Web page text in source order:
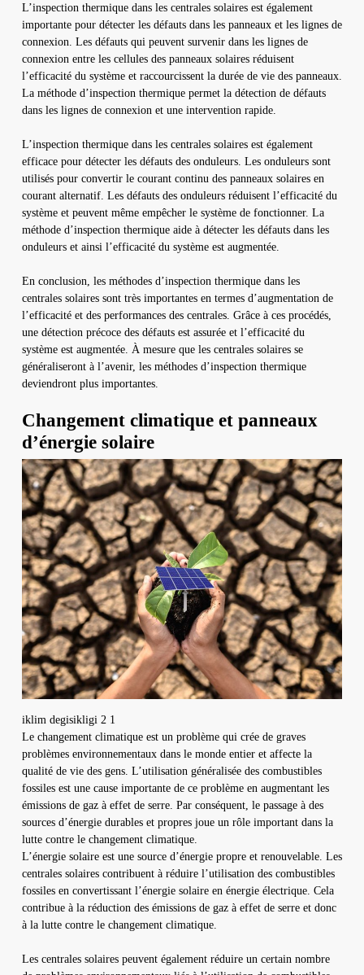
L’inspection thermique dans les centrales solaires est également
importante pour détecter les défauts dans les panneaux et les lignes de
connexion. Les défauts qui peuvent survenir dans les lignes de
connexion entre les cellules des panneaux solaires réduisent
l’efficacité du système et raccourcissent la durée de vie des panneaux.
La méthode d’inspection thermique permet la détection de défauts
dans les lignes de connexion et une intervention rapide.
L’inspection thermique dans les centrales solaires est également
efficace pour détecter les défauts des onduleurs. Les onduleurs sont
utilisés pour convertir le courant continu des panneaux solaires en
courant alternatif. Les défauts des onduleurs réduisent l’efficacité du
système et peuvent même empêcher le système de fonctionner. La
méthode d’inspection thermique aide à détecter les défauts dans les
onduleurs et ainsi l’efficacité du système est augmentée.
En conclusion, les méthodes d’inspection thermique dans les
centrales solaires sont très importantes en termes d’augmentation de
l’efficacité et des performances des centrales. Grâce à ces procédés,
une détection précoce des défauts est assurée et l’efficacité du
système est augmentée. À mesure que les centrales solaires se
généraliseront à l’avenir, les méthodes d’inspection thermique
deviendront plus importantes.
Changement climatique et panneaux
d’énergie solaire
iklim degisikligi 2 1
Le changement climatique est un problème qui crée de graves
problèmes environnementaux dans le monde entier et affecte la
qualité de vie des gens. L’utilisation généralisée des combustibles
fossiles est une cause importante de ce problème en augmentant les
émissions de gaz à effet de serre. Par conséquent, le passage à des
sources d’énergie durables et propres joue un rôle important dans la
lutte contre le changement climatique.
L’énergie solaire est une source d’énergie propre et renouvelable. Les
centrales solaires contribuent à réduire l’utilisation des combustibles
fossiles en convertissant l’énergie solaire en énergie électrique. Cela
contribue à la réduction des émissions de gaz à effet de serre et donc
à la lutte contre le changement climatique.
Les centrales solaires peuvent également réduire un certain nombre